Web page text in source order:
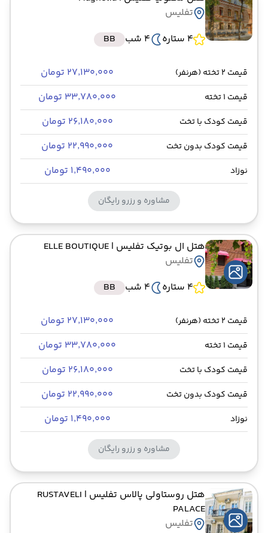
تفلیس
4 ستاره
4 شب BB
قیمت 2 تخته (هرنفر) ۲۷٬۱۳۰٬۰۰۰ تومان
قیمت 1 تخته ۳۳٬۷۸۰٬۰۰۰ تومان
قیمت کودک با تخت ۲۶٬۱۸۰٬۰۰۰ تومان
قیمت کودک بدون تخت ۲۲٬۹۹۰٬۰۰۰ تومان
نوزاد ۱٬۴۹۰٬۰۰۰ تومان
مشاوره و رزرو رایگان
هتل ال بوتیک تفلیس | ELLE BOUTIQUE
تفلیس
4 ستاره
4 شب BB
قیمت 2 تخته (هرنفر) ۲۷٬۱۳۰٬۰۰۰ تومان
قیمت 1 تخته ۳۳٬۷۸۰٬۰۰۰ تومان
قیمت کودک با تخت ۲۶٬۱۸۰٬۰۰۰ تومان
قیمت کودک بدون تخت ۲۲٬۹۹۰٬۰۰۰ تومان
نوزاد ۱٬۴۹۰٬۰۰۰ تومان
مشاوره و رزرو رایگان
هتل روستاولی پالاس تفلیس | RUSTAVELI
PALACE
تفلیس